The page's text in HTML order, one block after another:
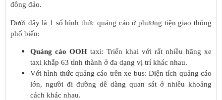
đông đảo.
Dưới đây là 1 số hình thức quảng cáo ở phương tiện giao thông
phổ biến:
Quảng cáo OOH taxi: Triển khai với rất nhiều hãng xe
taxi khắp 63 tỉnh thành ở đa dạng vị trí khác nhau.
Với hình thức quảng cáo trên xe bus: Diện tích quảng cáo
lớn, người đi đường dễ dàng quan sát ở nhiều khoảng
cách khác nhau.